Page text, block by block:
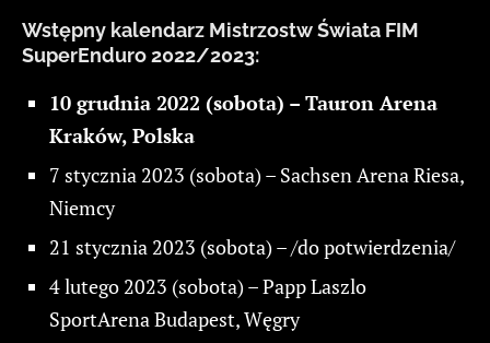
Wstępny kalendarz Mistrzostw Świata FIM
SuperEnduro 2022/2023:
10 grudnia 2022 (sobota) – Tauron Arena
Kraków, Polska
7 stycznia 2023 (sobota) – Sachsen Arena Riesa,
Niemcy
21 stycznia 2023 (sobota) – /do potwierdzenia/
4 lutego 2023 (sobota) – Papp Laszlo
SportArena Budapest, Węgry